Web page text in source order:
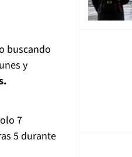
buscando
y
7
5 durante